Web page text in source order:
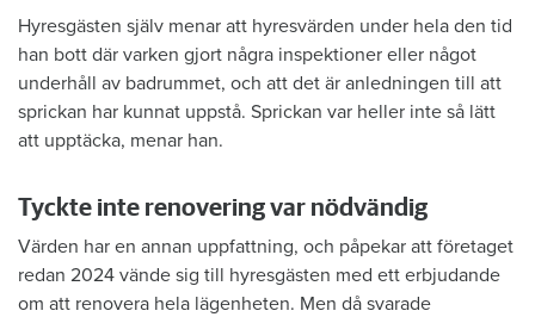
Hyresgästen själv menar att hyresvärden under hela den tid
han bott där varken gjort några inspektioner eller något
underhåll av badrummet, och att det är anledningen till att
sprickan har kunnat uppstå. Sprickan var heller inte så lätt
att upptäcka, menar han.
Tyckte inte renovering var nödvändig
Värden har en annan uppfattning, och påpekar att företaget
redan 2024 vände sig till hyresgästen med ett erbjudande
om att renovera hela lägenheten. Men då svarade